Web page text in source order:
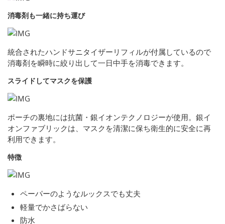
消毒剤も一緒に持ち運び
統合されたハンドサニタイザーリフィルが付属しているので
消毒剤を瞬時に絞り出して一日中手を消毒できます。
スライドしてマスクを保護
ポーチの裏地には抗菌・銀イオンテクノロジーが使用。銀イ
オンファブリックは、マスクを清潔に保ち衛生的に安全に再
利用できます。
特徴
ペーパーのようなルックスでも丈夫
軽量でかさばらない
防水